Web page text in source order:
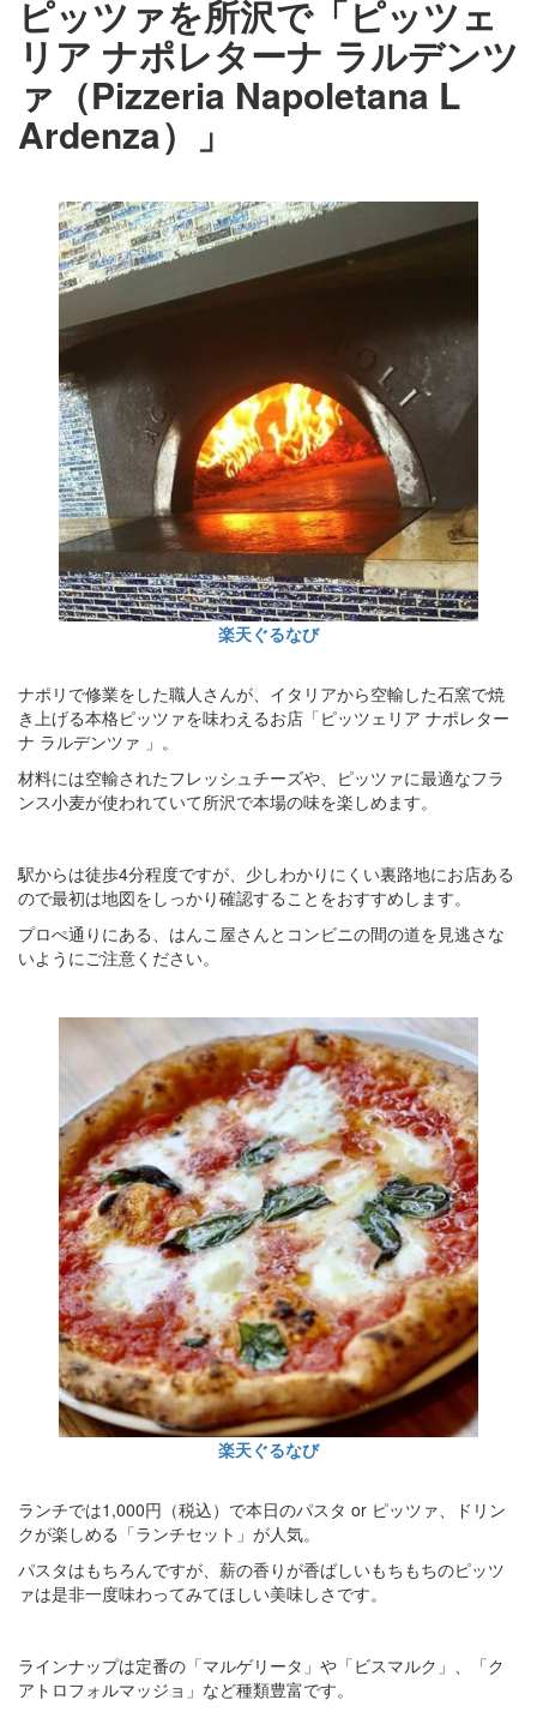
ピッツァを所沢で「ピッツェ
リア ナポレターナ ラルデンツ
ァ（Pizzeria Napoletana L
Ardenza）」
楽天ぐるなび
ナポリで修業をした職人さんが、イタリアから空輸した石窯で焼
き上げる本格ピッツァを味わえるお店「ピッツェリア ナポレター
ナ ラルデンツァ 」。
材料には空輸されたフレッシュチーズや、ピッツァに最適なフラ
ンス小麦が使われていて所沢で本場の味を楽しめます。
駅からは徒歩4分程度ですが、少しわかりにくい裏路地にお店ある
ので最初は地図をしっかり確認することをおすすめします。
プロぺ通りにある、はんこ屋さんとコンビニの間の道を見逃さな
いようにご注意ください。
楽天ぐるなび
ランチでは1,000円（税込）で本日のパスタ or ピッツァ、ドリン
クが楽しめる「ランチセット」が人気。
パスタはもちろんですが、薪の香りが香ばしいもちもちのピッツ
ァは是非一度味わってみてほしい美味しさです。
ラインナップは定番の「マルゲリータ」や「ビスマルク」、「ク
アトロフォルマッジョ」など種類豊富です。